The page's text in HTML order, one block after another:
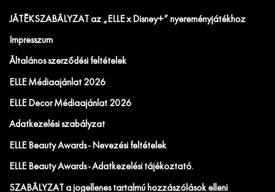
JÁTÉKSZABÁLYZAT az „ELLE x Disney+” nyereményjátékhoz
Impresszum
Általános szerződési feltételek
ELLE Médiaajánlat 2026
ELLE Decor Médiaajánlat 2026
Adatkezelési szabályzat
ELLE Beauty Awards - Nevezési feltételek
ELLE Beauty Awards - Adatkezelési tájékoztató.
SZABÁLYZAT a jogellenes tartalmú hozzászólások elleni